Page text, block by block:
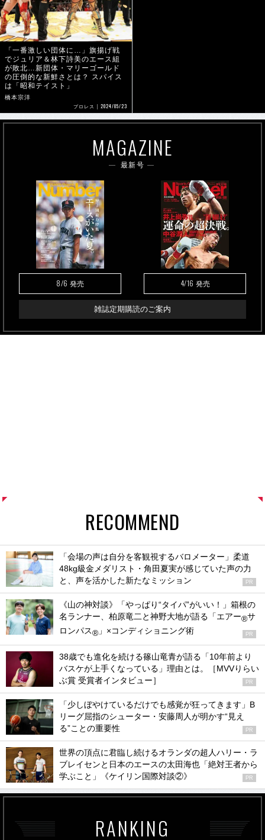
「一番激しい団体に…」旗揚げ戦
でジュリア＆林下詩美のエース組
が敗北…新団体・マリーゴールド
の圧倒的な新鮮さとは？ スパイス
は「昭和テイスト」
橋本宗洋
プロレス 2024/05/23
MAGAZINE
最新号
8/6 発売 4/16 発売
雑誌定期購読のご案内
RECOMMEND
「会場の声は自分を客観視するバロメーター」柔道
48kg級金メダリスト・角田夏実が感じていた声の力
と、声を活かした新たなミッション
PR
《山の神対談》「やっぱり“タイパ”がいい！」箱根の
名ランナー、柏原竜二と神野大地が語る「エアー®サ
ロンパス® 」×コンディショニング術 PR
38歳でも進化を続ける篠山竜青が語る「10年前より
バスケが上手くなっている」理由とは。［MVVりらい
ぶ賞 受賞者インタビュー］
PR
「少しぼやけているだけでも感覚が狂ってきます」B
リーグ屈指のシューター・安藤周人が明かす“見え
る”ことの重要性
PR
世界の頂点に君臨し続けるオランダの超人ハリー・ラ
ブレイセンと日本のエースの太田海也「絶対王者から
学ぶこと」《ケイリン国際対談②》
PR
RANKING